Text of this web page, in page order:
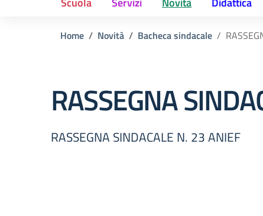
Home Novità Bacheca sindacale
RASSEGNA
RASSEGNA SINDACALE N. 23 ANIEF